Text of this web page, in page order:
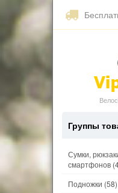
Группы
Сумки,
смартфонов
Подножки (58)